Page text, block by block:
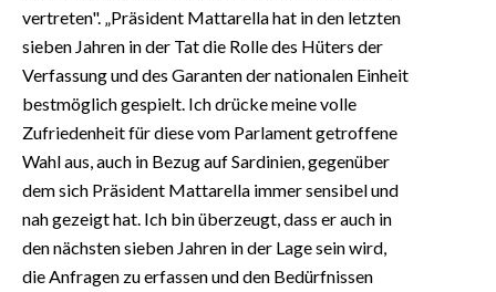
vertreten". „Präsident Mattarella hat in den letzten
sieben Jahren in der Tat die Rolle des Hüters der
Verfassung und des Garanten der nationalen Einheit
bestmöglich gespielt. Ich drücke meine volle
Zufriedenheit für diese vom Parlament getroffene
Wahl aus, auch in Bezug auf Sardinien, gegenüber
dem sich Präsident Mattarella immer sensibel und
nah gezeigt hat. Ich bin überzeugt, dass er auch in
den nächsten sieben Jahren in der Lage sein wird,
die Anfragen zu erfassen und den Bedürfnissen